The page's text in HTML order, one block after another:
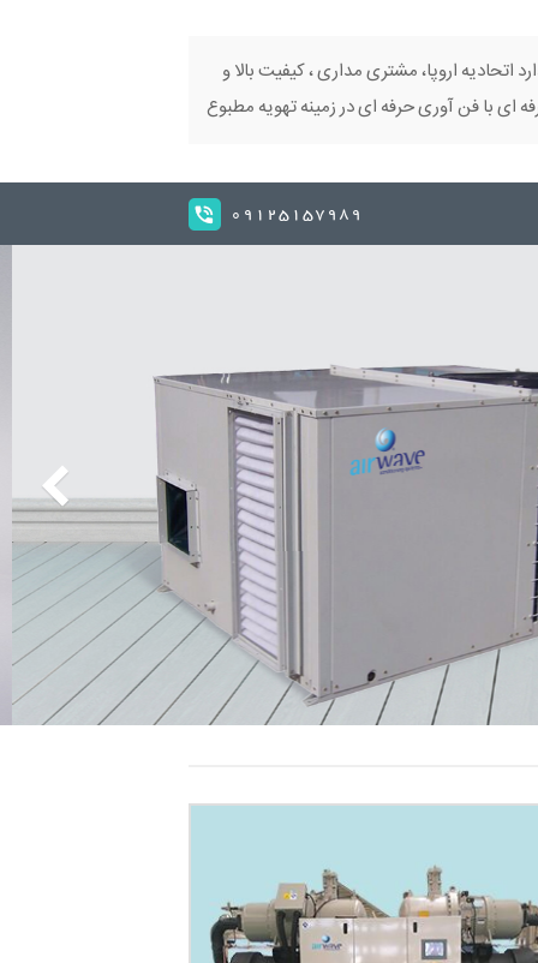
اتحادیه اروپا، مشتری مداری ، کیفیت بالا و
ای با فن آوری حرفه ای در زمینه تهویه مطبوع
09125157989